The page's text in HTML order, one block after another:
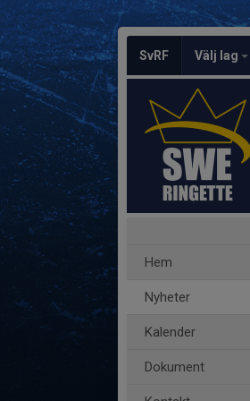
SvRF Välj lag
Hem
Nyheter
Kalender
Dokument